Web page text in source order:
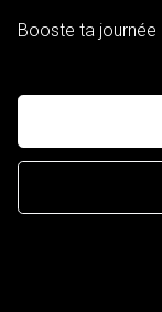
Booste ta journée